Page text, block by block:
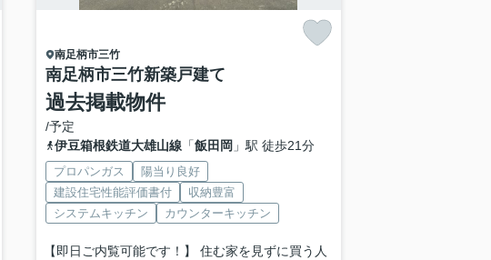
南足柄市三竹
南足柄市三竹新築戸建て
過去掲載物件
/予定
伊豆箱根鉄道大雄山線「飯田岡 」駅 徒歩21分
プロパンガス
陽当り良好
建設住宅性能評価書付
収納豊富
システムキッチン
カウンターキッチン
【即日ご内覧可能です！】 住む家を見ずに買う人